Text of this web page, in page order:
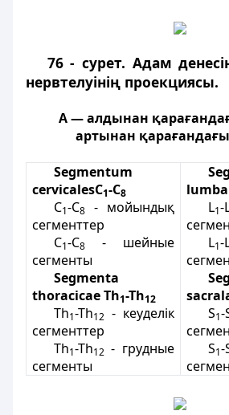
76 - сурет. Адам
нервтелуінің проекциясы.
А — алдынан
артынан қарағандағы
Segmentum
cervicalesС1-С8
С1-С8
- мойындық
сегменттер
С1-С8
- шейные
сегменты
Segmenta
thoracicae Th1-Th12
Th1-Th12 - кеуделік
сегменттер
Th1-Th12 - грудные
сегменты
L1-
L1-
S1-
S1-